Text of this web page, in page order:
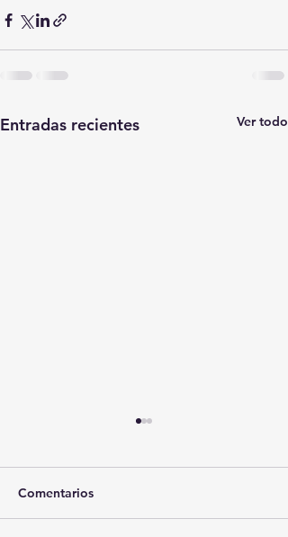
Entradas recientes Ver todo
Comentarios